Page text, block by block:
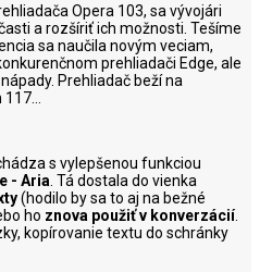
Opera 103, sa vývojári
a rozšíriť ich možnosti. Tešíme
sa naučila novým veciam,
prehliadači Edge, ale
Prehliadač beží na
s vylepšenou funkciou
- Aria . Tá dostala do vienka
(hodilo by sa to aj na bežné
ho znova použiť v konverzácií.
kopírovanie textu do schránky